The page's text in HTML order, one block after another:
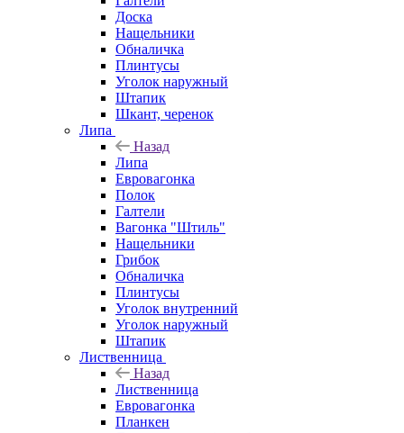
Доска
Нащельники
Обналичка
Плинтусы
Уголок наружный
Штапик
Шкант, черенок
Липа
Назад
Липа
Евровагонка
Полок
Галтели
Вагонка "Штиль"
Нащельники
Грибок
Обналичка
Плинтусы
Уголок внутренний
Уголок наружный
Штапик
Лиственница
Назад
Лиственница
Евровагонка
Планкен